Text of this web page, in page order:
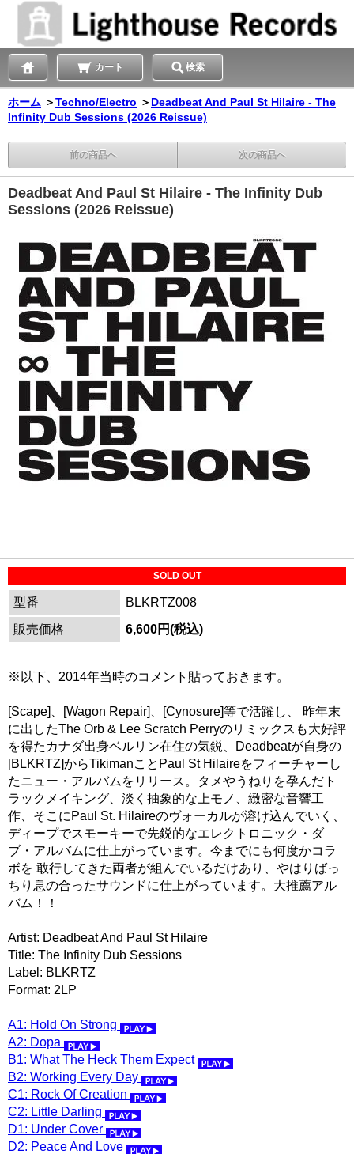
カート 検索
ホーム ＞Techno/Electro ＞ Deadbeat And Paul St Hilaire - The
Infinity Dub Sessions (2026 Reissue)
前の商品へ 次の商品へ
Deadbeat And Paul St Hilaire - The Infinity Dub
Sessions (2026 Reissue)
SOLD OUT
型番
BLKRTZ008
販売価格
6,600円(税込)
※以下、2014年当時のコメント貼っておきます。
[Scape]、[Wagon Repair]、[Cynosure]等で活躍し、 昨年末
に出したThe Orb & Lee Scratch Perryのリミックスも大好評
を得たカナダ出身ベルリン在住の気鋭、Deadbeatが自身の
[BLKRTZ]からTikimanことPaul St Hilaireをフィーチャーし
たニュー・アルバムをリリース。タメやうねりを孕んだト
ラックメイキング、淡く抽象的な上モノ、緻密な音響工
作、そこにPaul St. Hilaireのヴォーカルが溶け込んでいく、
ディープでスモーキーで先鋭的なエレクトロニック・ダ
ブ・アルバムに仕上がっています。今までにも何度かコラ
ボを 敢行してきた両者が組んでいるだけあり、やはりばっ
ちり息の合ったサウンドに仕上がっています。大推薦アル
バム！！
Artist: Deadbeat And Paul St Hilaire
Title: The Infinity Dub Sessions
Label: BLKRTZ
Format: 2LP
A1: Hold On Strong
A2: Dopa
B1: What The Heck Them Expect
B2: Working Every Day
C1: Rock Of Creation
C2: Little Darling
D1: Under Cover
D2: Peace And Love